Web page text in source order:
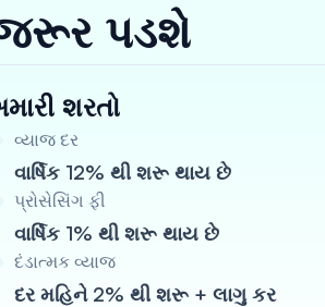
જરૂર પડશે
શરતો
વ્યાજ દર
વાર્ષિક 12% થી શરૂ થાય છે
પ્રોસેસિંગ ફી
વાર્ષિક 1% થી શરૂ થાય છે
દંડાત્મક વ્યાજ
દર મહિને 2% થી શરૂ + લાગુ કર